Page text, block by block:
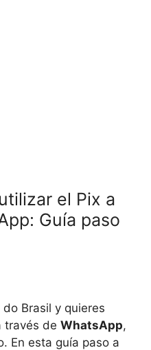
el Pix a
Guía paso
Brasil y quieres
través de WhatsApp,
En esta guía paso a